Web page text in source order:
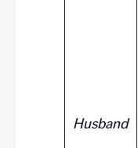
Husband